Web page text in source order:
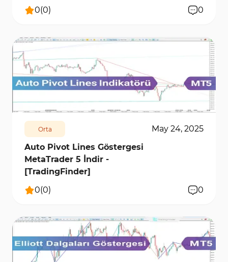
0(0) 0
428 7766 0
Orta
May 24, 2025
Auto Pivot Lines Göstergesi
MetaTrader 5 İndir -
[TradingFinder]
0(0) 0